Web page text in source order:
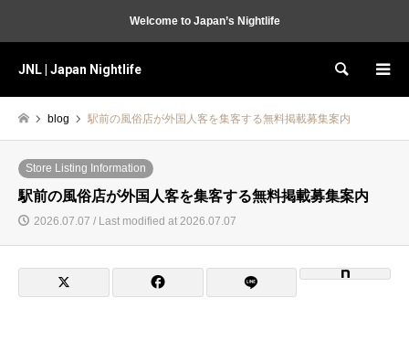
Welcome to Japan’s Nightlife
JNL | Japan Nightlife Search
blog 駅前の風俗店が外国人客を集客する無料掲載募集案内
Store Listing Information
駅前の風俗店が外国人客を集客する無料掲載募集案内
2026.07.07 / Last modified at 2026.07.07